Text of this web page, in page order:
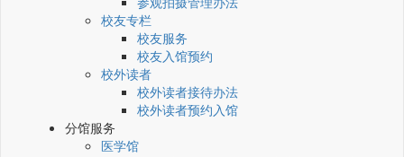
校友专栏
校友服务
校友入馆预约
校外读者
校外读者接待办法
校外读者预约入馆
分馆服务
医学馆